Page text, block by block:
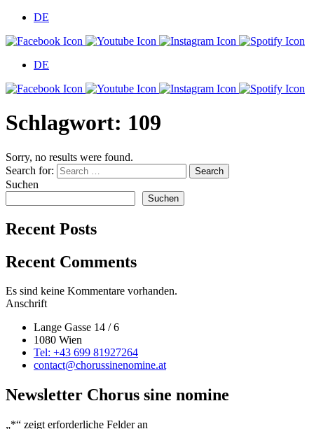
DE
DE
Schlagwort: 109
Sorry, no results were found.
Search for:
Search
Suchen
Suchen
Recent Posts
Recent Comments
Es sind keine Kommentare vorhanden.
Anschrift
Lange Gasse 14 / 6
1080 Wien
Tel: +43 699 81927264
contact@chorussinenomine.at
Newsletter Chorus sine nomine
„*“ zeigt erforderliche Felder an